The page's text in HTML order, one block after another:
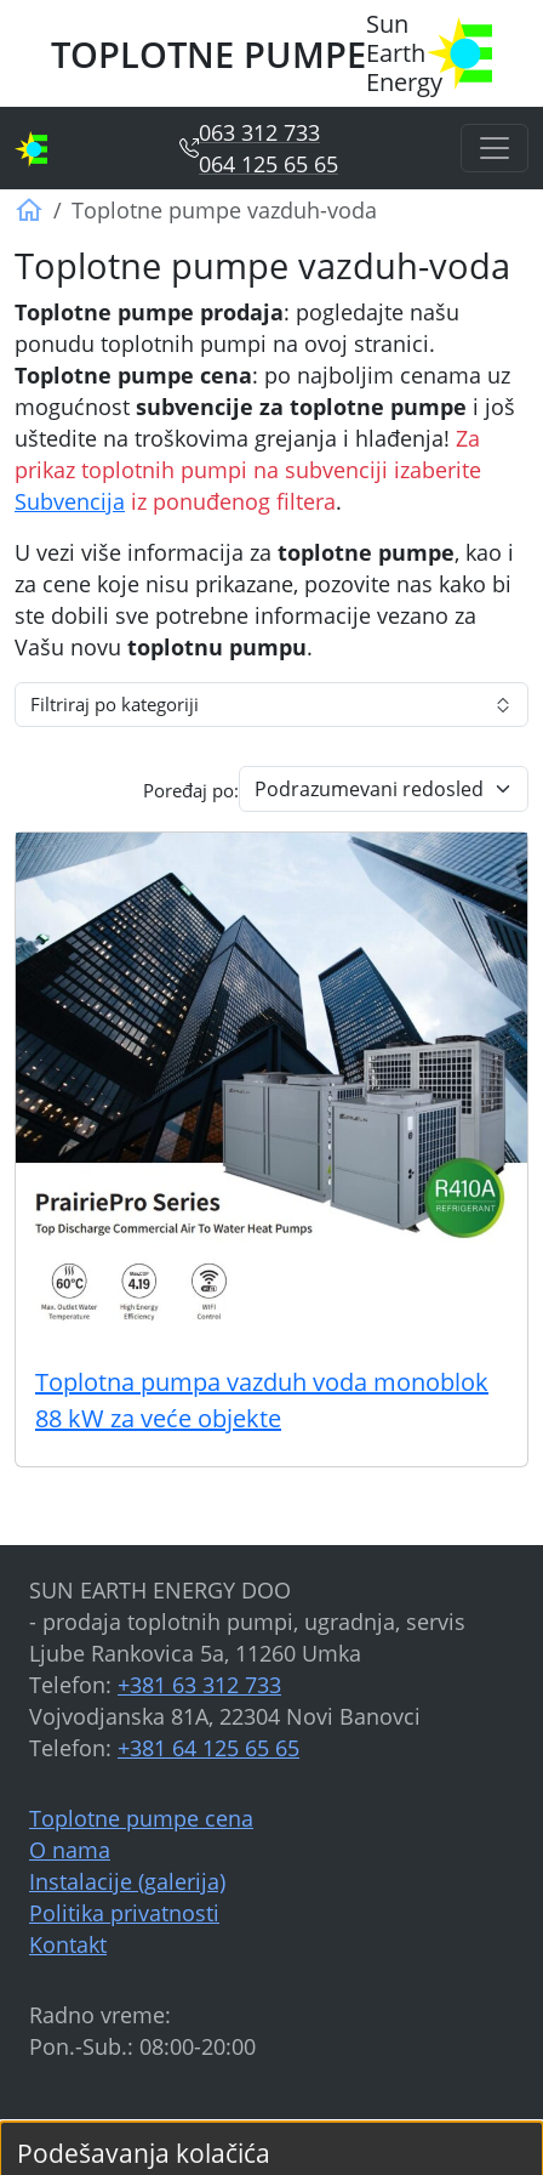
Sun
Earth
Energy
TOPLOTNE PUMPE
063 312 733
064 125 65 65
Sun Earth Energy
Toplotne pumpe vazduh-voda
Toplotne pumpe vazduh-voda
Toplotne pumpe prodaja: pogledajte našu
ponudu toplotnih pumpi na ovoj stranici.
Toplotne pumpe cena: po najboljim cenama uz
mogućnost subvencije za toplotne pumpe i još
uštedite na troškovima grejanja i hlađenja! Za
prikaz toplotnih pumpi na subvenciji izaberite
Subvencija iz ponuđenog filtera.
U vezi više informacija za toplotne pumpe, kao i
za cene koje nisu prikazane, pozovite nas kako bi
ste dobili sve potrebne informacije vezano za
Vašu novu toplotnu pumpu.
Filtriraj po kategoriji
Poređaj po:
Toplotna pumpa vazduh voda monoblok
88 kW za veće objekte
2024-2026Sun Earth Energy
Toplotne pumpe cena
O nama
Instalacije (galerija)
Politika privatnosti
Kontakt
SUN EARTH ENERGY DOO
- prodaja toplotnih pumpi, ugradnja, servis
Ljube Rankovica 5a, 11260 Umka
Telefon: +381 63 312 733
Vojvodjanska 81A, 22304 Novi Banovci
Telefon: +381 64 125 65 65
Radno vreme:
Pon.-Sub.: 08:00-20:00
Podešavanja kolačića